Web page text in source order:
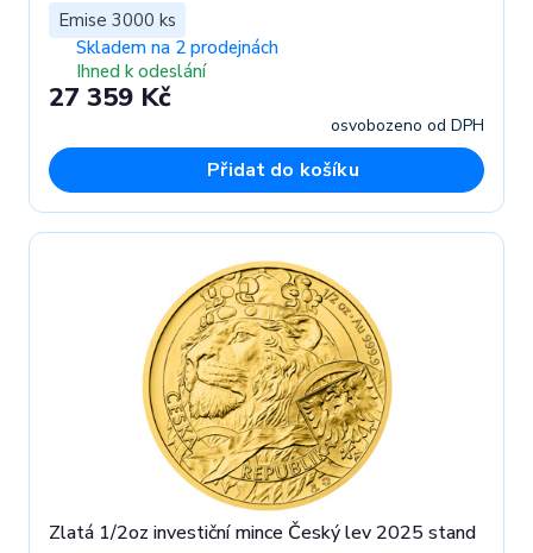
Emise 3000 ks
Skladem na 2 prodejnách
Ihned k odeslání
27 359 Kč
osvobozeno od DPH
Přidat do košíku
Zlatá 1/2oz investiční mince Český lev 2025 stand